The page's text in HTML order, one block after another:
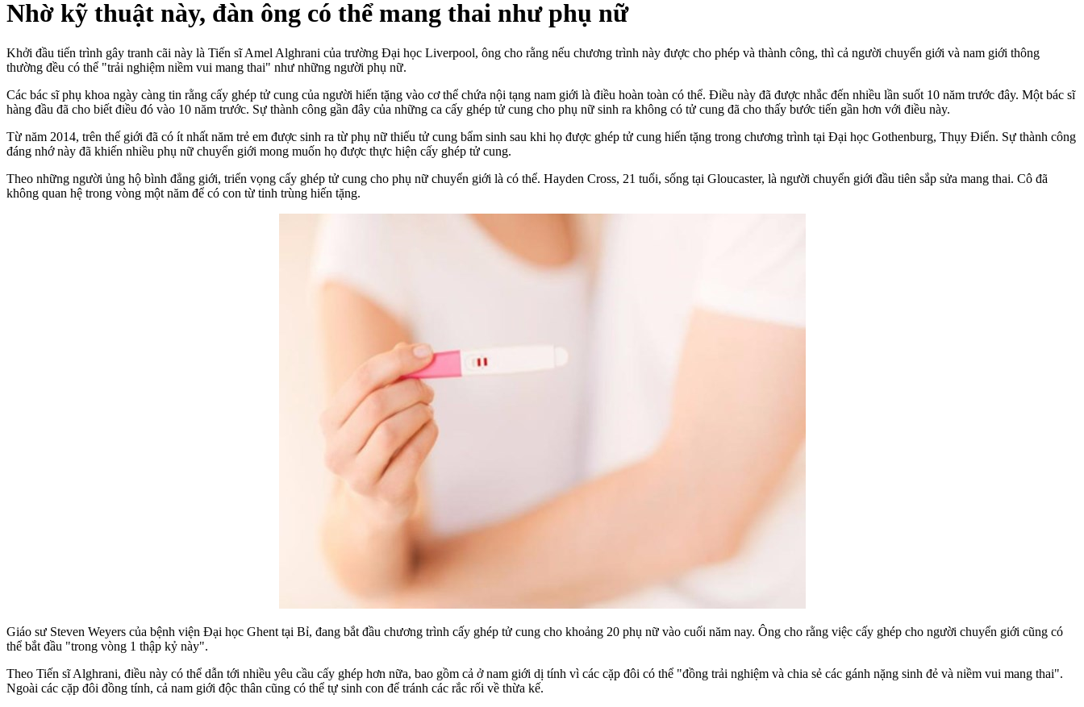
Nhờ kỹ thuật này, đàn ông có thể mang thai như phụ nữ
Khởi đầu tiến trình gây tranh cãi này là Tiến sĩ Amel Alghrani của trường Đại học Liverpool, ông cho rằng nếu chương trình này được cho phép và thành công, thì cả người chuyển giới và nam giới thông
thường đều có thể "trải nghiệm niềm vui mang thai" như những người phụ nữ.
Các bác sĩ phụ khoa ngày càng tin rằng cấy ghép tử cung của người hiến tặng vào cơ thể chứa nội tạng nam giới là điều hoàn toàn có thể. Điều này đã được nhắc đến nhiều lần suốt 10 năm trước đây. Một bác sĩ
hàng đầu đã cho biết điều đó vào 10 năm trước. Sự thành công gần đây của những ca cấy ghép tử cung cho phụ nữ sinh ra không có tử cung đã cho thấy bước tiến gần hơn với điều này.
Từ năm 2014, trên thế giới đã có ít nhất năm trẻ em được sinh ra từ phụ nữ thiếu tử cung bẩm sinh sau khi họ được ghép tử cung hiến tặng trong chương trình tại Đại học Gothenburg, Thụy Điển. Sự thành công
đáng nhớ này đã khiến nhiều phụ nữ chuyển giới mong muốn họ được thực hiện cấy ghép tử cung.
Theo những người ủng hộ bình đẳng giới, triển vọng cấy ghép tử cung cho phụ nữ chuyển giới là có thể. Hayden Cross, 21 tuổi, sống tại Gloucaster, là người chuyển giới đầu tiên sắp sửa mang thai. Cô đã
không quan hệ trong vòng một năm để có con từ tinh trùng hiến tặng.
Giáo sư Steven Weyers của bệnh viện Đại học Ghent tại Bỉ, đang bắt đầu chương trình cấy ghép tử cung cho khoảng 20 phụ nữ vào cuối năm nay. Ông cho rằng việc cấy ghép cho người chuyển giới cũng có
thể bắt đầu "trong vòng 1 thập kỷ này".
Theo Tiến sĩ Alghrani, điều này có thể dẫn tới nhiều yêu cầu cấy ghép hơn nữa, bao gồm cả ở nam giới dị tính vì các cặp đôi có thể "đồng trải nghiệm và chia sẻ các gánh nặng sinh đẻ và niềm vui mang thai".
Ngoài các cặp đôi đồng tính, cả nam giới độc thân cũng có thể tự sinh con để tránh các rắc rối về thừa kế.